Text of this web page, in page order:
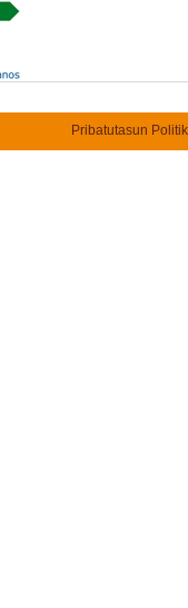
Pribatutasun